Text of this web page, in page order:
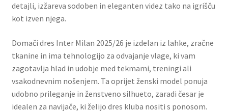
detajli, izžareva sodoben in eleganten videz tako na igrišču
kot izven njega.
Domači dres Inter Milan 2025/26 je izdelan iz lahke, zračne
tkanine in ima tehnologijo za odvajanje vlage, ki vam
zagotavlja hlad in udobje med tekmami, treningi ali
vsakodnevnim nošenjem. Ta oprijet ženski model ponuja
udobno prileganje in ženstveno silhueto, zaradi česar je
idealen za navijače, ki želijo dres kluba nositi s ponosom.